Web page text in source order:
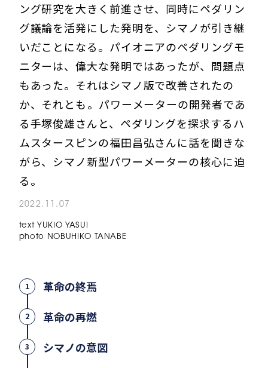
ング研究を大きく前進させ、同時にペダリン
グ議論を活発にした発明を、シマノが引き継
いだことになる。パイオニアのペダリングモ
ニターは、偉大な発明ではあったが、問題点
もあった。それはシマノ版で改善されたの
か、それとも――。パワーメーターの開発者であ
る手塚俊雄さんと、ペダリングを探求するハ
ムスタースピンの福田昌弘さんに話を聞きな
がら、シマノ新型パワーメーターの核心に迫
る。
2022.11.07
text YUKIO YASUI
photo NOBUHIKO TANABE
1 革命の終焉
2 革命の再燃
3 シマノの意図